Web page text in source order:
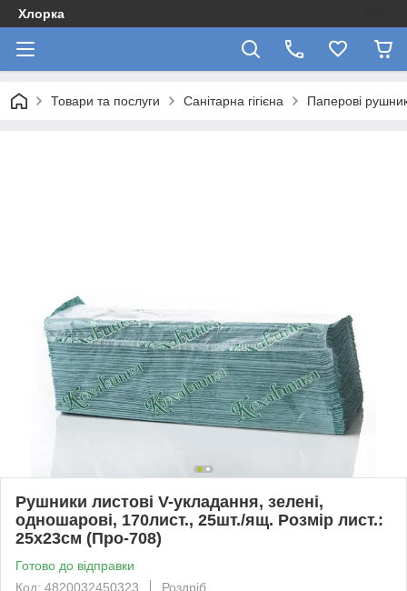
Хлорка
Товари та послуги Санітарна гігієна Паперові
Рушники листові V-укладання, зелені,
одношарові, 170лист., 25шт./ящ. Розмір лист.:
25х23см (Про-708)
Готово до відправки
Код: 4820032450323
Роздріб